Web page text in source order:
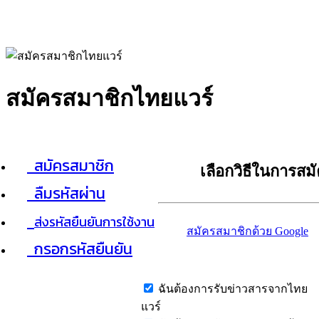
สมัครสมาชิกไทยแวร์
สมัครสมาชิก
ลืมรหัสผ่าน
ส่งรหัสยืนยันการใช้งาน
กรอกรหัสยืนยัน
เลือกวิธีในการส
สมัครสมาชิกด้วย Google
ฉันต้องการรับข่าวสารจากไทย
แวร์